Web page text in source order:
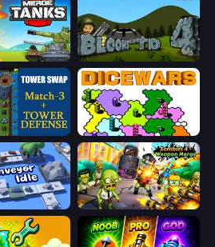
Merge Master Tanks: Tank Wars Bloons Tower Defense 4
Dice Wars
Zombies 4 Weapon Merge